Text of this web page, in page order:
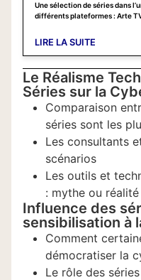
Une sélection de séries dans
différents plateformes : Arte
LIRE LA SUITE
Le Réalisme
Séries sur la
Comparaison
séries sont les
Les consultants
scénarios
Les outils et
: mythe ou réalité
Influence des
sensibilisation à
Comment
démocratiser la
Le rôle des